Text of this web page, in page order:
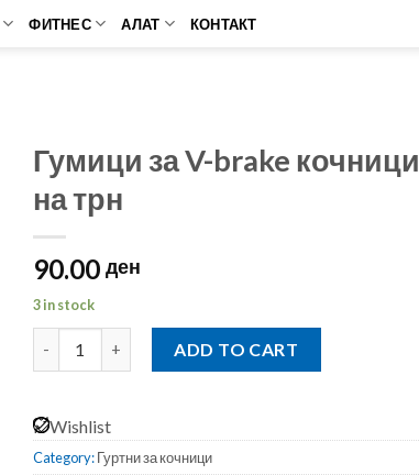
ФИТНЕС АЛАТ КОНТАКТ
Гумици за V-brake кочници
на трн
90.00 ден
3 in stock
ADD TO CART
Wishlist
Category:Гуртни за кочници